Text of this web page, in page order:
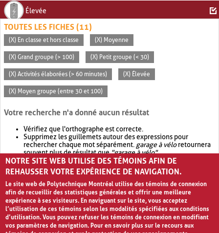
Élevée
TOUTES LES FICHES (11)
(X) En classe et hors classe (X) Moyenne
(X) Grand groupe (> 100) (X) Petit groupe (< 30)
(X) Activités élaborées (> 60 minutes) (X) Élevée
(X) Moyen groupe (entre 30 et 100)
Votre recherche n'a donné aucun résultat
Vérifiez que l'orthographe est correcte.
Supprimez les guillemets autour des expressions pour
rechercher chaque mot séparément. garage à véloretournera
souvent plus de résultat que"garage à vélo".
Envisagez d'élargir votre recherche avec OR.garage OR vélo
retournera souvent plus de résultat quegarage à vélo
NOTRE SITE WEB UTILISE DES TÉMOINS AFIN DE
REHAUSSER VOTRE EXPÉRIENCE DE NAVIGATION.
Le site web de Polytechnique Montréal utilise des témoins de connexion
afin de recueillir des statistiques générales et offrir une meilleure
expérience à ses visiteurs. En naviguant sur le site, vous acceptez
l’utilisation de ces témoins selon les modalités spécifiées aux conditions
d’utilisation. Vous pouvez refuser les témoins de connexion en modifiant
vos paramètres de navigation. Pour en savoir plus sur le recours aux